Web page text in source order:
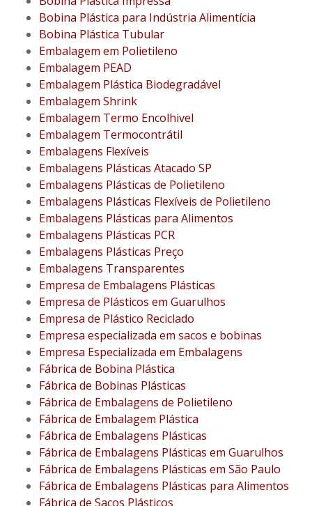
Bobina Plástica para Indústria Alimentícia
Bobina Plástica Tubular
Embalagem em Polietileno
Embalagem PEAD
Embalagem Plástica Biodegradável
Embalagem Shrink
Embalagem Termo Encolhivel
Embalagem Termocontrátil
Embalagens Flexíveis
Embalagens Plásticas Atacado SP
Embalagens Plásticas de Polietileno
Embalagens Plásticas Flexíveis de Polietileno
Embalagens Plásticas para Alimentos
Embalagens Plásticas PCR
Embalagens Plásticas Preço
Embalagens Transparentes
Empresa de Embalagens Plásticas
Empresa de Plásticos em Guarulhos
Empresa de Plástico Reciclado
Empresa especializada em sacos e bobinas
Empresa Especializada em Embalagens
Fábrica de Bobina Plástica
Fábrica de Bobinas Plásticas
Fábrica de Embalagens de Polietileno
Fábrica de Embalagem Plástica
Fábrica de Embalagens Plásticas
Fábrica de Embalagens Plásticas em Guarulhos
Fábrica de Embalagens Plásticas em São Paulo
Fábrica de Embalagens Plásticas para Alimentos
Fábrica de Sacos Plásticos